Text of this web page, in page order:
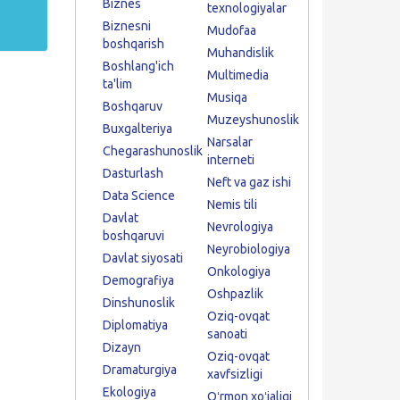
Biznes
Biznesni
boshqarish
Boshlang'ich
ta'lim
Boshqaruv
Buxgalteriya
Chegarashunoslik
Dasturlash
Data Science
Davlat
boshqaruvi
Davlat siyosati
Demografiya
Dinshunoslik
Diplomatiya
Dizayn
Dramaturgiya
Ekologiya
texnologiyalar
Mudofaa
Muhandislik
Multimedia
Musiqa
Muzeyshunoslik
Narsalar
interneti
Neft va gaz ishi
Nemis tili
Nevrologiya
Neyrobiologiya
Onkologiya
Oshpazlik
Oziq-ovqat
sanoati
Oziq-ovqat
xavfsizligi
Oʻrmon xoʻjaligi